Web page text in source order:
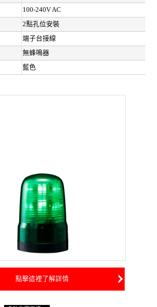
100-240V AC
2點孔位安裝
端子台接線
無蜂鳴器
藍色
點擊這裡了解詳情